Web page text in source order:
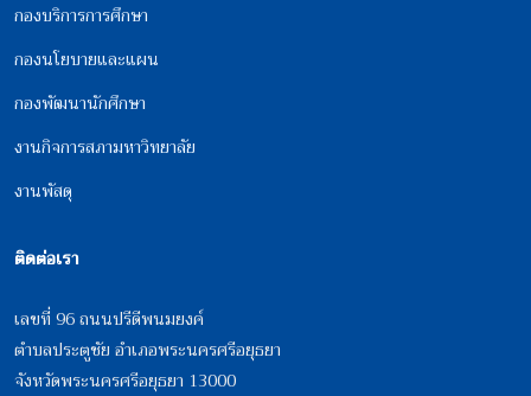
กองบริการการศึกษา
กองนโยบายและแผน
กองพัฒนานักศึกษา
งานกิจการสภามหาวิทยาลัย
งานพัสดุ
ติดต่อเรา
เลขที่ 96 ถนนปรีดีพนมยงค์
ตำบลประตูชัย อำเภอพระนครศรีอยุธยา
จังหวัดพระนครศรีอยุธยา 13000